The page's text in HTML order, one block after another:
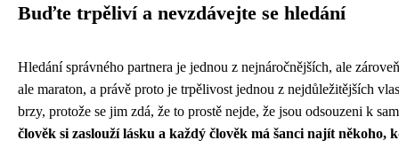
Buďte trpěliví a nevzdávejte se hledání
Hledání správného partnera je jednou z nejnáročnějších, ale
ale maraton, a právě proto je trpělivost jednou z nejdůležitějších
brzy, protože se jim zdá, že to prostě nejde, že jsou odsouzeni k
člověk si zaslouží lásku a každý člověk má šanci najít